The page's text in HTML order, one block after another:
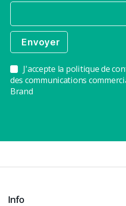
J'accepte la politique de
des communications
Brand
Info